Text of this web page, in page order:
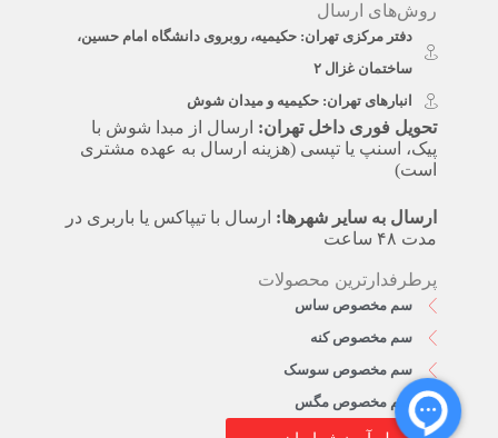
روش‌های ارسال
دفتر مرکزی تهران: حکیمیه، روبروی دانشگاه امام حسین،
ساختمان غزال ۲
انبارهای تهران: حکیمیه و میدان شوش
تحویل فوری داخل تهران: ارسال از مبدا شوش با
پیک، اسنپ یا تپسی (هزینه ارسال به عهده مشتری
است)
ارسال به سایر شهرها: ارسال با تیپاکس یا باربری در
مدت ۴۸ ساعت
پرطرفدارترین محصولات
سم مخصوص ساس
سم مخصوص کنه
سم مخصوص سوسک
سم مخصوص مگس